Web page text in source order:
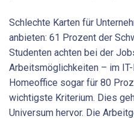
Schlechte Karten für
anbieten: 61 Prozent der
Studenten achten bei der
Arbeitsmöglichkeiten – im
Homeoffice sogar für 80
wichtigste Kriterium. Dies
Universum hervor. Die